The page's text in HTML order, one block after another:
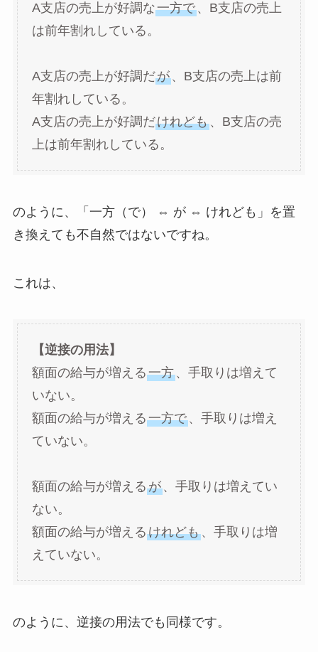
A支店の売上が好調な一方で、B支店の売上
は前年割れしている。
A支店の売上が好調だが、B支店の売上は前
年割れしている。
A支店の売上が好調だけれども、B支店の売
上は前年割れしている。
のように、「一方（で） ⇔ が ⇔ けれども」を置
き換えても不自然ではないですね。
これは、
【逆接の用法】
額面の給与が増える一方、手取りは増えて
いない。
額面の給与が増える一方で、手取りは増え
ていない。
額面の給与が増えるが、手取りは増えてい
ない。
額面の給与が増えるけれども、手取りは増
えていない。
のように、逆接の用法でも同様です。